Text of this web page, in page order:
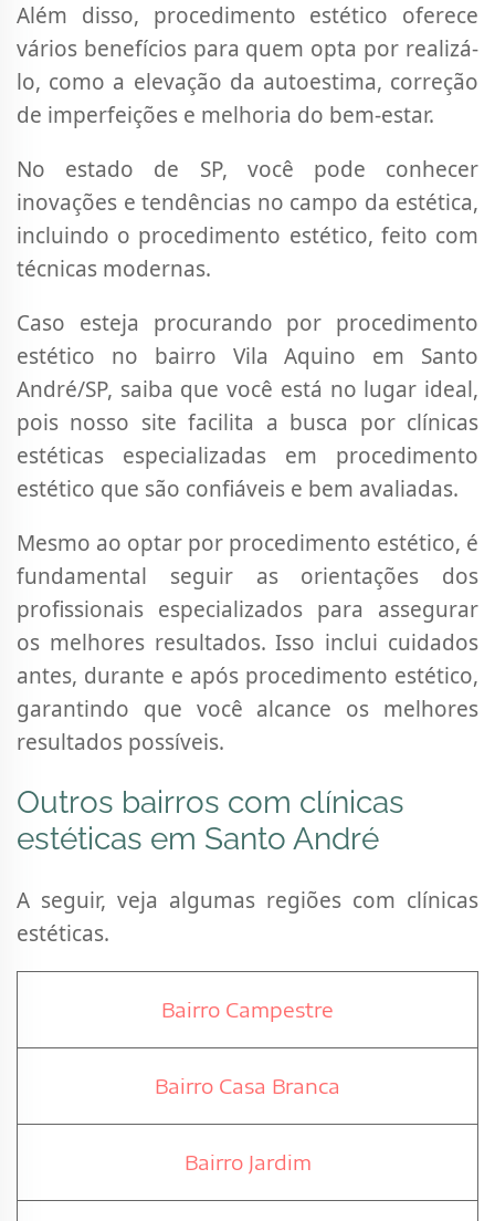
Além disso, procedimento estético oferece
vários benefícios para quem opta por realizá-
lo, como a elevação da autoestima, correção
de imperfeições e melhoria do bem-estar.
No estado de SP, você pode conhecer
inovações e tendências no campo da estética,
incluindo o procedimento estético, feito com
técnicas modernas.
Caso esteja procurando por procedimento
estético no bairro Vila Aquino em Santo
André/SP, saiba que você está no lugar ideal,
pois nosso site facilita a busca por clínicas
estéticas especializadas em procedimento
estético que são confiáveis e bem avaliadas.
Mesmo ao optar por procedimento estético, é
fundamental seguir as orientações dos
profissionais especializados para assegurar
os melhores resultados. Isso inclui cuidados
antes, durante e após procedimento estético,
garantindo que você alcance os melhores
resultados possíveis.
Outros bairros com clínicas
estéticas em Santo André
A seguir, veja algumas regiões com clínicas
estéticas.
Bairro Campestre
Bairro Casa Branca
Bairro Jardim